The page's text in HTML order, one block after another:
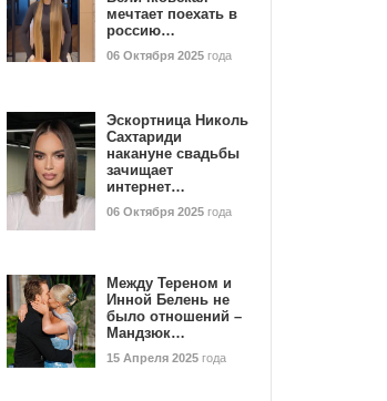
мечтает поехать в
россию…
06 Октября 2025 года
Эскортница Николь
Сахтариди
накануне свадьбы
зачищает
интернет…
06 Октября 2025 года
Между Тереном и
Инной Белень не
было отношений –
Мандзюк…
15 Апреля 2025 года